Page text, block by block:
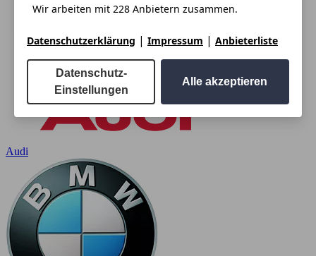
Audi
Wir arbeiten mit 228 Anbietern zusammen.
Datenschutzerklärung | Impressum | Anbieterliste
Datenschutz-
Einstellungen
Alle akzeptieren